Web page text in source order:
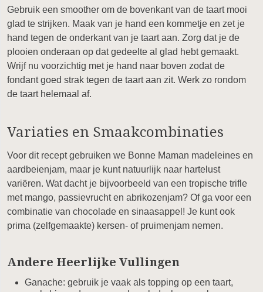
Gebruik een smoother om de bovenkant van de taart mooi
glad te strijken. Maak van je hand een kommetje en zet je
hand tegen de onderkant van je taart aan. Zorg dat je de
plooien onderaan op dat gedeelte al glad hebt gemaakt.
Wrijf nu voorzichtig met je hand naar boven zodat de
fondant goed strak tegen de taart aan zit. Werk zo rondom
de taart helemaal af.
Variaties en Smaakcombinaties
Voor dit recept gebruiken we Bonne Maman madeleines en
aardbeienjam, maar je kunt natuurlijk naar hartelust
variëren. Wat dacht je bijvoorbeeld van een tropische trifle
met mango, passievrucht en abrikozenjam? Of ga voor een
combinatie van chocolade en sinaasappel! Je kunt ook
prima (zelfgemaakte) kersen- of pruimenjam nemen.
Andere Heerlijke Vullingen
Ganache: gebruik je vaak als topping op een taart,